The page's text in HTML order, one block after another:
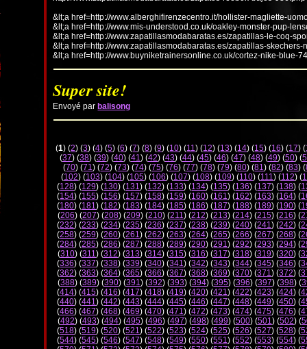
&lt;a href=http://www.alberghifirenzecentro.it/hollister-magliette-
&lt;a href=http://www.mis-understood.co.uk/oakley-monster-pup-
&lt;a href=http://www.zapatillasmodabaratas.es/zapatillas-le-coq-
&lt;a href=http://www.zapatillasmodabaratas.es/zapatillas-
&lt;a href=http://www.buyniketrainersonline.co.uk/cortez-nike-blue-
Super site!
Envoyé par balisong
(1) (2) (3) (4) (5) (6) (7) (8) (9) (10) (11) (12) (13) (14) (15) (16) (17) (
(37) (38) (39) (40) (41) (42) (43) (44) (45) (46) (47) (48) (49) (50) (
(70) (71) (72) (73) (74) (75) (76) (77) (78) (79) (80) (81) (82) (83) (
(102) (103) (104) (105) (106) (107) (108) (109) (110) (111) (112) (
(128) (129) (130) (131) (132) (133) (134) (135) (136) (137) (138) (
(154) (155) (156) (157) (158) (159) (160) (161) (162) (163) (164) (
(180) (181) (182) (183) (184) (185) (186) (187) (188) (189) (190) (
(206) (207) (208) (209) (210) (211) (212) (213) (214) (215) (216) (
(232) (233) (234) (235) (236) (237) (238) (239) (240) (241) (242) (
(258) (259) (260) (261) (262) (263) (264) (265) (266) (267) (268) (
(284) (285) (286) (287) (288) (289) (290) (291) (292) (293) (294) (
(310) (311) (312) (313) (314) (315) (316) (317) (318) (319) (320) (
(336) (337) (338) (339) (340) (341) (342) (343) (344) (345) (346) (
(362) (363) (364) (365) (366) (367) (368) (369) (370) (371) (372) (
(388) (389) (390) (391) (392) (393) (394) (395) (396) (397) (398) (
(414) (415) (416) (417) (418) (419) (420) (421) (422) (423) (424) (
(440) (441) (442) (443) (444) (445) (446) (447) (448) (449) (450) (
(466) (467) (468) (469) (470) (471) (472) (473) (474) (475) (476) (
(492) (493) (494) (495) (496) (497) (498) (499) (500) (501) (502) (
(518) (519) (520) (521) (522) (523) (524) (525) (526) (527) (528) (
(544) (545) (546) (547) (548) (549) (550) (551) (552) (553) (554) (